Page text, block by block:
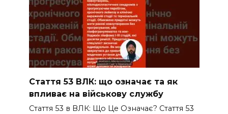
Стаття 53 ВЛК: що означає та як
впливає на військову службу
Стаття 53 в ВЛК: Що Це Означає? Стаття 53